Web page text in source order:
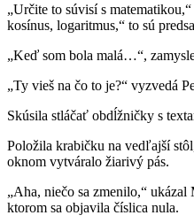
„Určite to súvisí s
kosínus, logaritmus,“ to sú
„Keď som bola malá…“,
„Ty vieš na čo to je?“ vyzvedá
Skúsila stláčať obdĺžničky s
Položila krabičku na vedľajší
oknom vytváralo žiarivý pás.
„Aha, niečo sa zmenilo,“
ktorom sa objavila číslica nula.